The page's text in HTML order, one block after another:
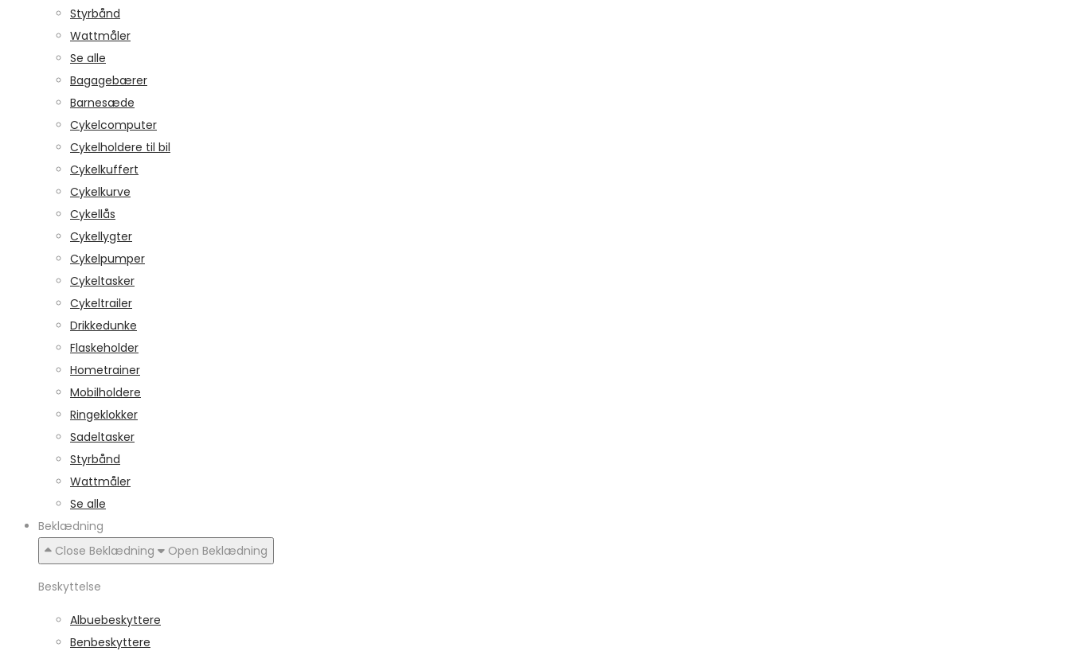
Styrbånd
Wattmåler
Se alle
Bagagebærer
Barnesæde
Cykelcomputer
Cykelholdere til bil
Cykelkuffert
Cykelkurve
Cykellås
Cykellygter
Cykelpumper
Cykeltasker
Cykeltrailer
Drikkedunke
Flaskeholder
Hometrainer
Mobilholdere
Ringeklokker
Sadeltasker
Styrbånd
Wattmåler
Se alle
Beklædning
Close Beklædning
Open Beklædning
Beskyttelse
Albuebeskyttere
Benbeskyttere